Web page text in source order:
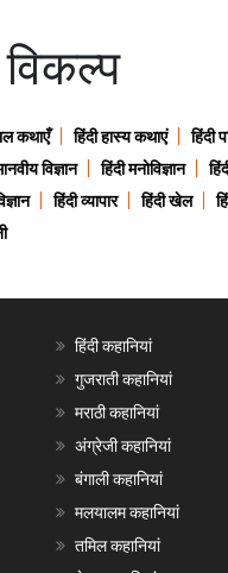
कथाएँ हिंदी हास्य कथाएं हिंदी
विज्ञान हिंदी मनोविज्ञान
हिंदी व्यापार हिंदी खेल
हिंदी कहानियां
गुजराती कहानियां
मराठी कहानियां
अंग्रेजी कहानियां
बंगाली कहानियां
मलयालम कहानियां
तमिल कहानियां